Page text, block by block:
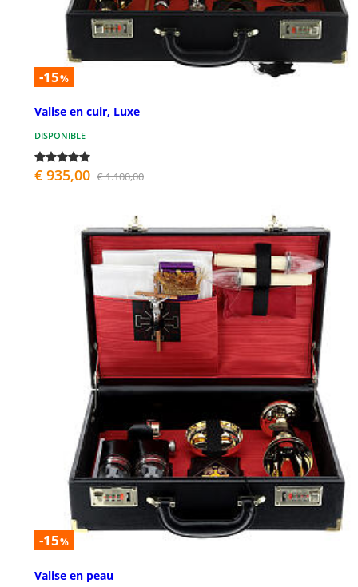
-15%
Valise en cuir, Luxe
DISPONIBLE
€ 935,00 € 1.100,00
-15%
Valise en peau